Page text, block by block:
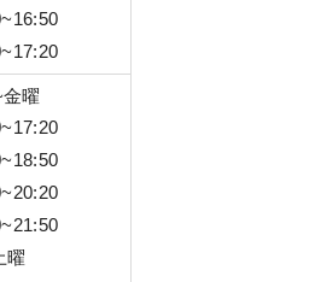
金曜
曜